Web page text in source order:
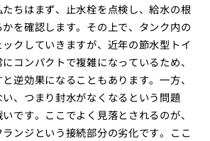
ちはまず、止水栓を点検し、給水の根
を確認します。その上で、タンク内の
クしていきますが、近年の節水型トイ
コンパクトで複雑になっているため、
逆効果になることもあります。一方、
、つまり封水がなくなるという問題
です。ここでよく見落とされるのが、
ンジという接続部分の劣化です。ここ